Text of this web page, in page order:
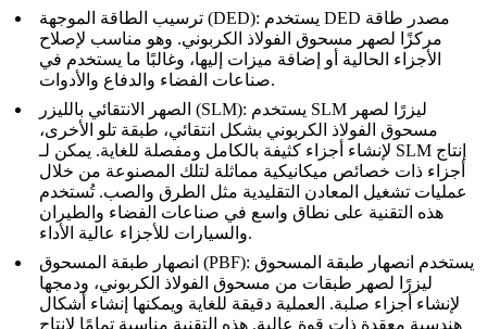
ترسيب الطاقة الموجهة (DED): يستخدم DED مصدر طاقة
مركزًا لصهر مسحوق الفولاذ الكربوني. وهو مناسب لإصلاح
الأجزاء الحالية أو إضافة ميزات إليها، وغالبًا ما يستخدم في
صناعات الفضاء والدفاع والأدوات.
الصهر الانتقائي بالليزر (SLM): يستخدم SLM ليزرًا لصهر
مسحوق الفولاذ الكربوني بشكل انتقائي، طبقة تلو الأخرى،
لإنشاء أجزاء كثيفة بالكامل ومفصلة للغاية. يمكن لـ SLM إنتاج
أجزاء ذات خصائص ميكانيكية مماثلة لتلك المصنوعة من خلال
عمليات تشغيل المعادن التقليدية مثل الطرق والصب. تُستخدم
هذه التقنية على نطاق واسع في صناعات الفضاء والطيران
والسيارات للأجزاء عالية الأداء.
انصهار طبقة المسحوق (PBF): يستخدم انصهار طبقة المسحوق
ليزرًا لصهر طبقات من مسحوق الفولاذ الكربوني، ودمجها
لإنشاء أجزاء صلبة. العملية دقيقة للغاية ويمكنها إنشاء أشكال
هندسية معقدة ذات قوة عالية. هذه التقنية مناسبة تمامًا لإنتاج